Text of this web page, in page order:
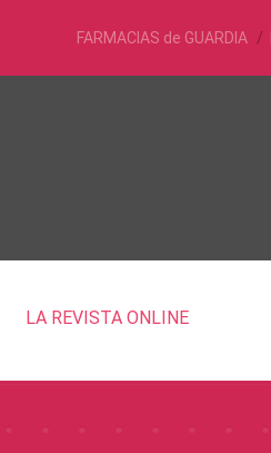
FARMACIAS de GUARDIA
LA REVISTA ONLINE